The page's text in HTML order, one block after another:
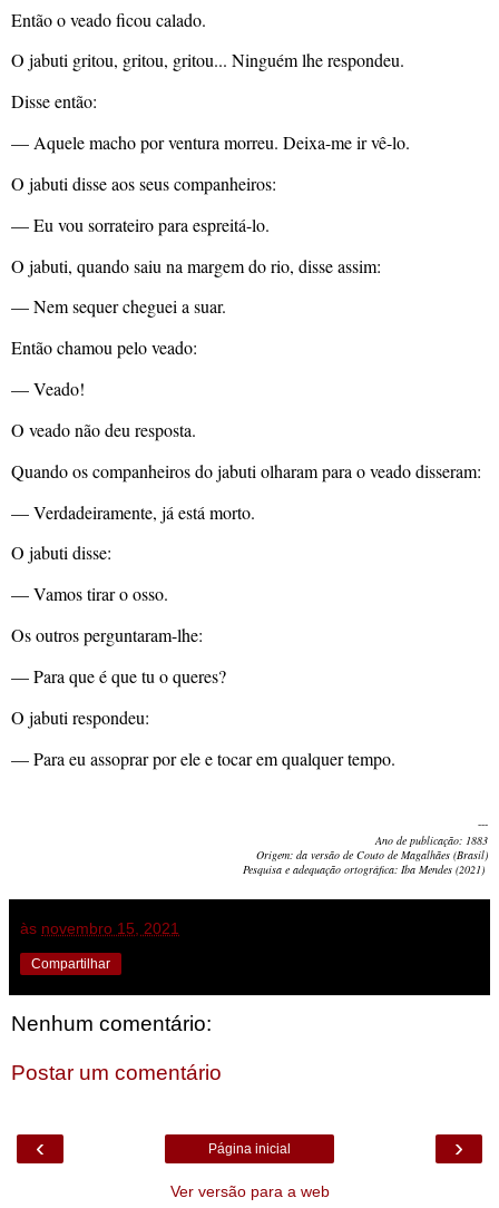
Então o veado ficou calado.
O jabuti gritou, gritou, gritou... Ninguém lhe respondeu.
Disse então:
— Aquele macho por ventura morreu. Deixa-me ir vê-lo.
O jabuti disse aos seus companheiros:
— Eu vou sorrateiro para espreitá-lo.
O jabuti, quando saiu na margem do rio, disse assim:
— Nem sequer cheguei a suar.
Então chamou pelo veado:
— Veado!
O veado não deu resposta.
Quando os companheiros do jabuti olharam para o veado disseram:
— Verdadeiramente, já está morto.
O jabuti disse:
— Vamos tirar o osso.
Os outros perguntaram-lhe:
— Para que é que tu o queres?
O jabuti respondeu:
— Para eu assoprar por ele e tocar em qualquer tempo.
---
Ano de publicação: 1883
Origem: da versão de Couto de Magalhães (Brasil)
Pesquisa e adequação ortográfica: Iba Mendes (2021)
às novembro 15, 2021
Compartilhar
Nenhum comentário:
Postar um comentário
‹ ›
Página inicial
Ver versão para a web